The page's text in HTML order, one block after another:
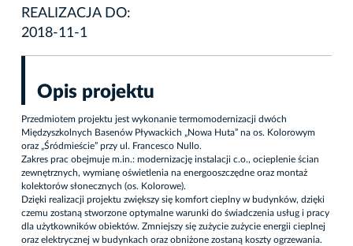
REALIZACJA DO:
2018-11-1
Opis projektu
Przedmiotem projektu jest wykonanie termomodernizacji dwóch
Międzyszkolnych Basenów Pływackich „Nowa Huta” na os. Kolorowym
oraz „Śródmieście” przy ul. Francesco Nullo.
Zakres prac obejmuje m.in.: modernizację instalacji c.o., ocieplenie ścian
zewnętrznych, wymianę oświetlenia na energooszczędne oraz montaż
kolektorów słonecznych (os. Kolorowe).
Dzięki realizacji projektu zwiększy się komfort cieplny w budynków, dzięki
czemu zostaną stworzone optymalne warunki do świadczenia usług i pracy
dla użytkowników obiektów. Zmniejszy się zużycie zużycie energii cieplnej
oraz elektrycznej w budynkach oraz obniżone zostaną koszty ogrzewania.